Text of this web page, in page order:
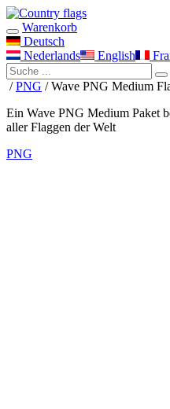
Warenkorb
Deutsch
Nederlands
English
/PNG / Wave PNG Medium
Ein Wave PNG Medium Paket
aller Flaggen der Welt
PNG